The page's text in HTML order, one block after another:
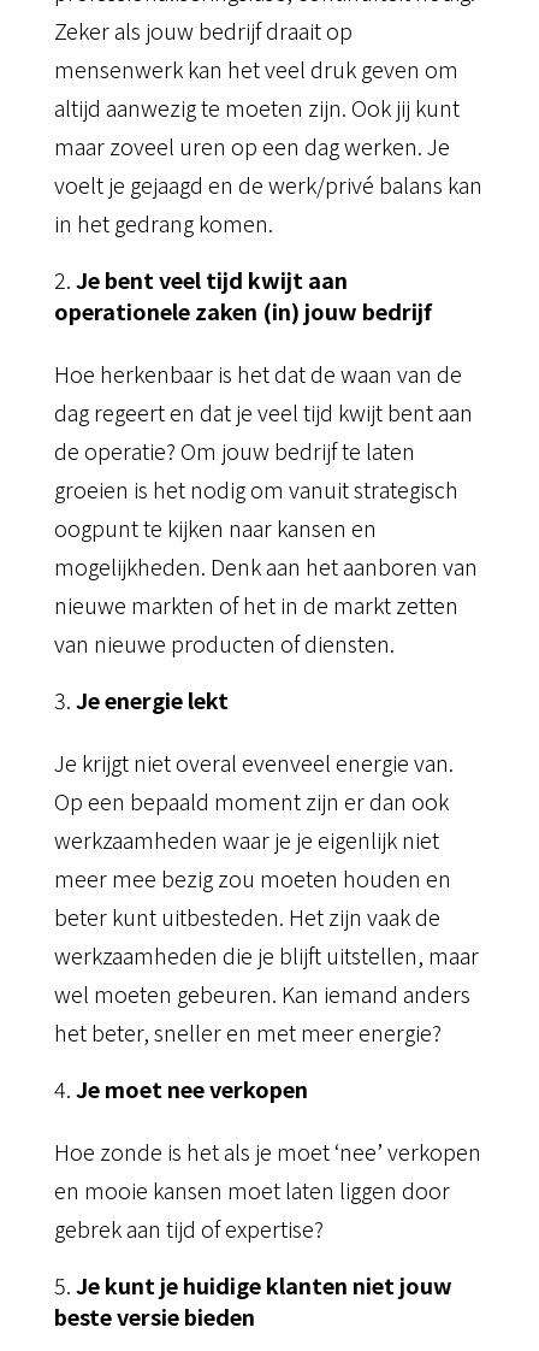
Zeker als jouw bedrijf draait op
mensenwerk kan het veel druk geven om
altijd aanwezig te moeten zijn. Ook jij kunt
maar zoveel uren op een dag werken. Je
voelt je gejaagd en de werk/privé balans kan
in het gedrang komen.
Je bent veel tijd kwijt aan
operationele zaken (in) jouw bedrijf
Hoe herkenbaar is het dat de waan van de
dag regeert en dat je veel tijd kwijt bent aan
de operatie? Om jouw bedrijf te laten
groeien is het nodig om vanuit strategisch
oogpunt te kijken naar kansen en
mogelijkheden. Denk aan het aanboren van
nieuwe markten of het in de markt zetten
van nieuwe producten of diensten.
Je energie lekt
Je krijgt niet overal evenveel energie van.
Op een bepaald moment zijn er dan ook
werkzaamheden waar je je eigenlijk niet
meer mee bezig zou moeten houden en
beter kunt uitbesteden. Het zijn vaak de
werkzaamheden die je blijft uitstellen, maar
wel moeten gebeuren. Kan iemand anders
het beter, sneller en met meer energie?
Je moet nee verkopen
Hoe zonde is het als je moet ‘nee’ verkopen
en mooie kansen moet laten liggen door
gebrek aan tijd of expertise?
Je kunt je huidige klanten niet jouw
beste versie bieden